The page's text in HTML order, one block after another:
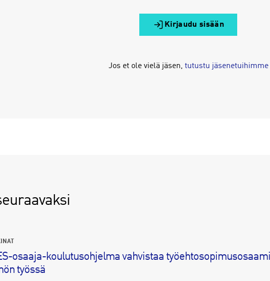
Kirjaudu sisään
Jos et ole vielä jäsen, tutustu jäsenetuihimme
osaaja-koulutusohjelma vahvistaa
työssä